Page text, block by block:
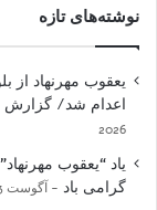
نوشته‌های تازه
یعقوب مهرنهاد از
اعدام شد/ گزارش
2026
یاد “یعقوب
گرامی باد
آگوست 3, 2026